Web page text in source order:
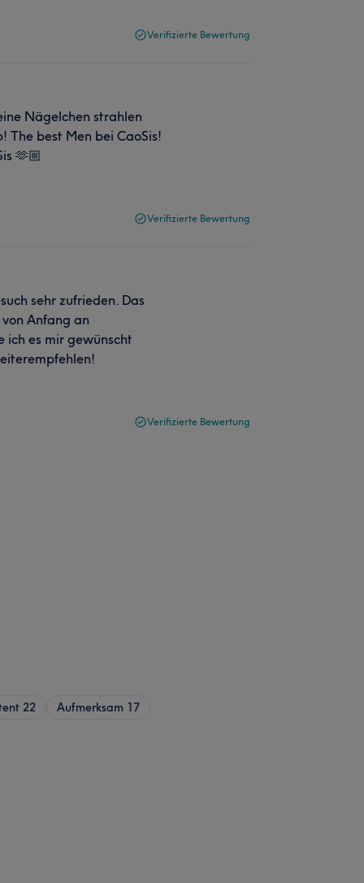
Verifizierte Bewertung
Nägelchen strahlen
The best Men bei CaoSis!
🫶🏼
Verifizierte Bewertung
sehr zufrieden. Das
Anfang an
ich es mir gewünscht
Verifizierte Bewertung
22 Aufmerksam 17